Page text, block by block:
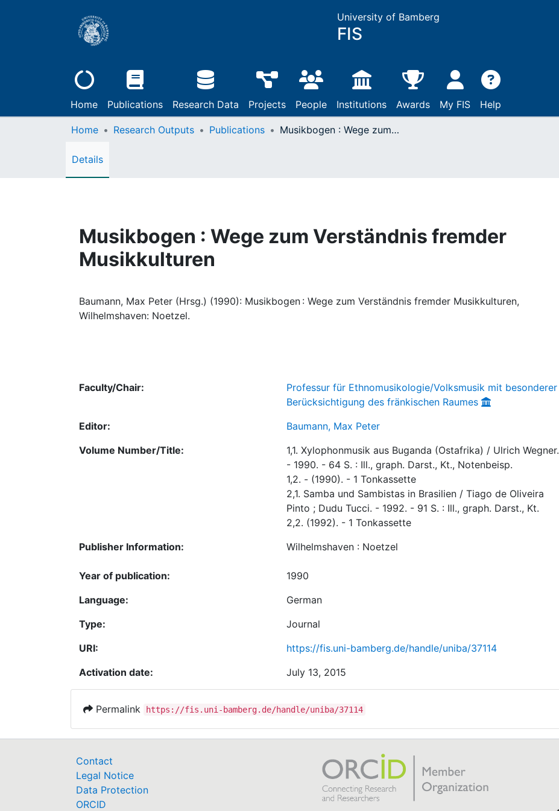
University of Bamberg
FIS
Home Publications Research Data Projects People Institutions Awards My FIS Help
Home Research Outputs Publications Musikbogen : Wege zum Verständnis fremder Musikkulturen
Details
Musikbogen : Wege zum Verständnis fremder
Musikkulturen
Baumann, Max Peter (Hrsg.) (1990): Musikbogen : Wege zum Verständnis fremder Musikkulturen,
Wilhelmshaven: Noetzel.
Faculty/Chair:
Professur für Ethnomusikologie/Volksmusik mit besonderer
Berücksichtigung des fränkischen Raumes
Editor:
Baumann, Max Peter
Volume Number/Title:
1,1. Xylophonmusik aus Buganda (Ostafrika) / Ulrich Wegner.
- 1990. - 64 S. : Ill., graph. Darst., Kt., Notenbeisp.
1,2. - (1990). - 1 Tonkassette
2,1. Samba und Sambistas in Brasilien / Tiago de Oliveira
Pinto ; Dudu Tucci. - 1992. - 91 S. : Ill., graph. Darst., Kt.
2,2. (1992). - 1 Tonkassette
Publisher Information:
Wilhelmshaven : Noetzel
Year of publication:
1990
Language:
German
Type:
Journal
URI:
https://fis.uni-bamberg.de/handle/uniba/37114
Activation date:
July 13, 2015
Permalink https://fis.uni-bamberg.de/handle/uniba/37114
Contact
Legal Notice
Data Protection
ORCID